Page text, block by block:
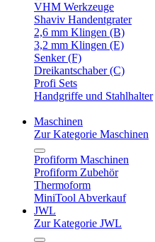
VHM Werkzeuge
Shaviv Handentgrater
2,6 mm Klingen (B)
3,2 mm Klingen (E)
Senker (F)
Dreikantschaber (C)
Profi Sets
Handgriffe und Stahlhalter
Maschinen
Zur Kategorie Maschinen
Profiform Maschinen
Profiform Zubehör
Thermoform
MiniTool Abverkauf
JWL
Zur Kategorie JWL